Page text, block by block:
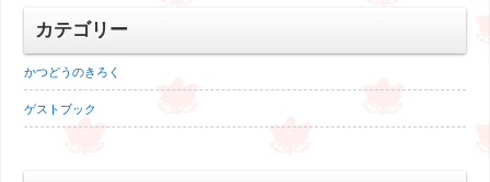
カテゴリー
かつどうのきろく
ゲストブック